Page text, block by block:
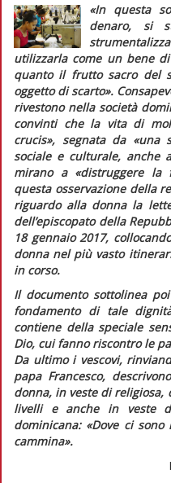
«In questa
denaro, si
utilizzarla come un bene
quanto il frutto sacro del
oggetto di scarto».
rivestono nella società
convinti che la vita di
crucis», segnata da «una
sociale e culturale, anche
mirano a «distruggere la
questa osservazione della
riguardo alla donna la
dell’episcopato della
18 gennaio 2017,
donna nel più vasto
in corso.
Il documento sottolinea
fondamento di tale
contiene della speciale
Dio, cui fanno riscontro le
Da ultimo i vescovi,
papa Francesco,
donna, in veste di
livelli e anche in veste
dominicana: «Dove ci
cammina».